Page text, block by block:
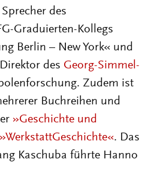
des
Graduierten-Kollegs
Berlin – New York« und
des Georg-Simmel-
Zudem ist
Buchreihen und
»Geschichte und
»WerkstattGeschichte«. Das
Kaschuba führte Hanno